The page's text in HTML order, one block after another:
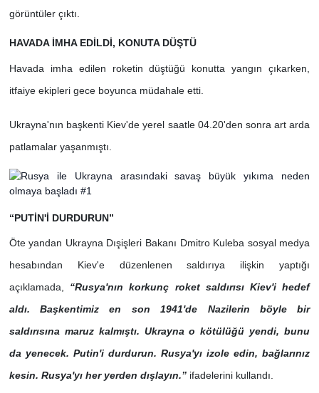
görüntüler çıktı.
HAVADA İMHA EDİLDİ, KONUTA DÜŞTÜ
Havada imha edilen roketin düştüğü konutta yangın çıkarken,
itfaiye ekipleri gece boyunca müdahale etti.
Ukrayna'nın başkenti Kiev'de yerel saatle 04.20'den sonra art arda
patlamalar yaşanmıştı.
“PUTİN'İ DURDURUN”
Öte yandan Ukrayna Dışişleri Bakanı Dmitro Kuleba sosyal medya
hesabından Kiev'e düzenlenen saldırıya ilişkin yaptığı
açıklamada, “Rusya'nın korkunç roket saldırısı Kiev'i hedef
aldı. Başkentimiz en son 1941'de Nazilerin böyle bir
saldırısına maruz kalmıştı. Ukrayna o kötülüğü yendi, bunu
da yenecek. Putin'i durdurun. Rusya'yı izole edin, bağlarınız
kesin. Rusya'yı her yerden dışlayın.”ifadelerini kullandı.